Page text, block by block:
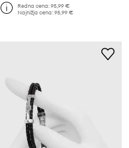
Redna cena:95,99 €
Najnižja cena:95,99 €